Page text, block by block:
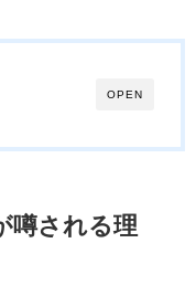
OPEN
噂される理